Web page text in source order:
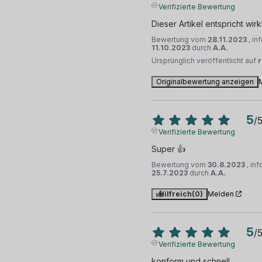
Verifizierte Bewertung
Dieser Artikel entspricht
Bewertung vom 28.11.2023 ,
11.10.2023 durch A.A.
Ursprünglich veröffentlicht auf
Originalbewertung anzeigen
5/5
Verifizierte Bewertung
Super 👍
Bewertung vom 30.8.2023 ,
25.7.2023 durch A.A.
Hilfreich(0) Melden
5/5
Verifizierte Bewertung